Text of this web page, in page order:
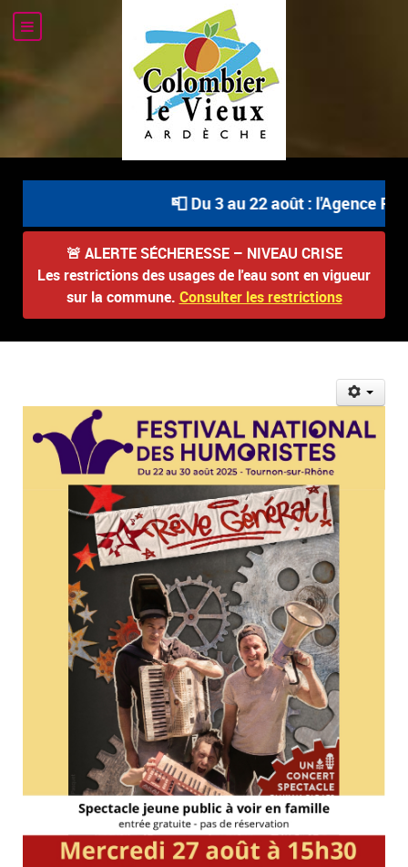
📮 Du 3 au 22 août : l'Agence
🚨 ALERTE SÉCHERESSE – NIVEAU CRISE
Les restrictions des usages de l'eau sont en vigueur
sur la commune. Consulter les restrictions